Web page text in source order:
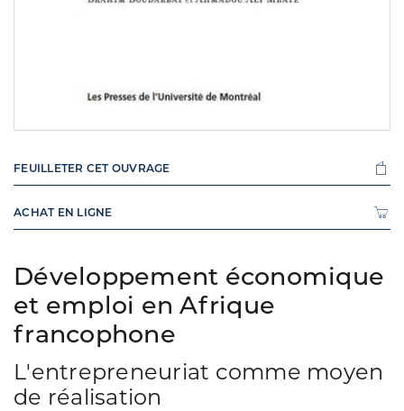
Développement économique
et emploi en Afrique
francophone
L'entrepreneuriat comme moyen
de réalisation
FEUILLETER CET OUVRAGE
ACHAT EN LIGNE